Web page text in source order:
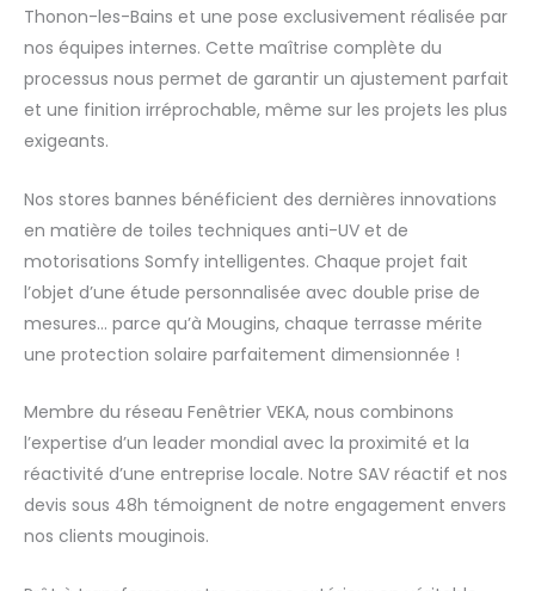
Thonon-les-Bains et une pose exclusivement réalisée par
nos équipes internes. Cette maîtrise complète du
processus nous permet de garantir un ajustement parfait
et une finition irréprochable, même sur les projets les plus
exigeants.
Nos stores bannes bénéficient des dernières innovations
en matière de toiles techniques anti-UV et de
motorisations Somfy intelligentes. Chaque projet fait
l’objet d’une étude personnalisée avec double prise de
mesures… parce qu’à Mougins, chaque terrasse mérite
une protection solaire parfaitement dimensionnée !
Membre du réseau Fenêtrier VEKA, nous combinons
l’expertise d’un leader mondial avec la proximité et la
réactivité d’une entreprise locale. Notre SAV réactif et nos
devis sous 48h témoignent de notre engagement envers
nos clients mouginois.